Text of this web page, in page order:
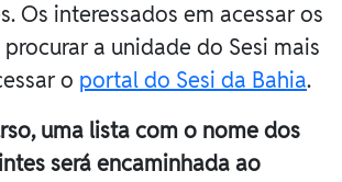
Os interessados em acessar os
a unidade do Sesi mais
o portal do Sesi da Bahia.
uma lista com o nome dos
será encaminhada ao